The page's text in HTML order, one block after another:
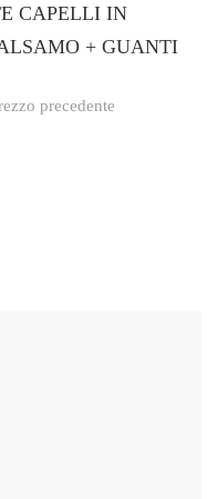
CAPELLI IN
+ GUANTI
precedente